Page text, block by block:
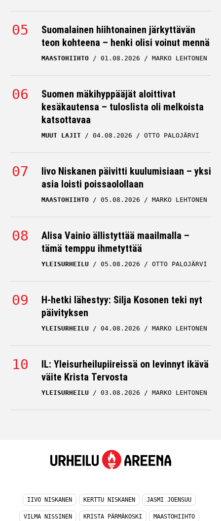
Suomalainen hiihtonainen järkyttävän
teon kohteena – henki olisi voinut mennä
MAASTOHIIHTO 01.08.2026 MARKO LEHTONEN
Suomen mäkihyppääjät aloittivat
kesäkautensa – tuloslista oli melkoista
katsottavaa
MUUT LAJIT 04.08.2026 OTTO PALOJÄRVI
Iivo Niskanen päivitti kuulumisiaan – yksi
asia loisti poissaolollaan
MAASTOHIIHTO 05.08.2026 MARKO LEHTONEN
Alisa Vainio ällistyttää maailmalla –
tämä temppu ihmetyttää
YLEISURHEILU 05.08.2026 OTTO PALOJÄRVI
H-hetki lähestyy: Silja Kosonen teki nyt
päivityksen
YLEISURHEILU 04.08.2026 MARKO LEHTONEN
IL: Yleisurheilupiireissä on levinnyt ikävä
väite Krista Tervosta
YLEISURHEILU 03.08.2026 MARKO LEHTONEN
IIVO NISKANEN KERTTU NISKANEN JASMI JOENSUU
VILMA NISSINEN KRISTA PÄRMÄKOSKI MAASTOHIIHTO